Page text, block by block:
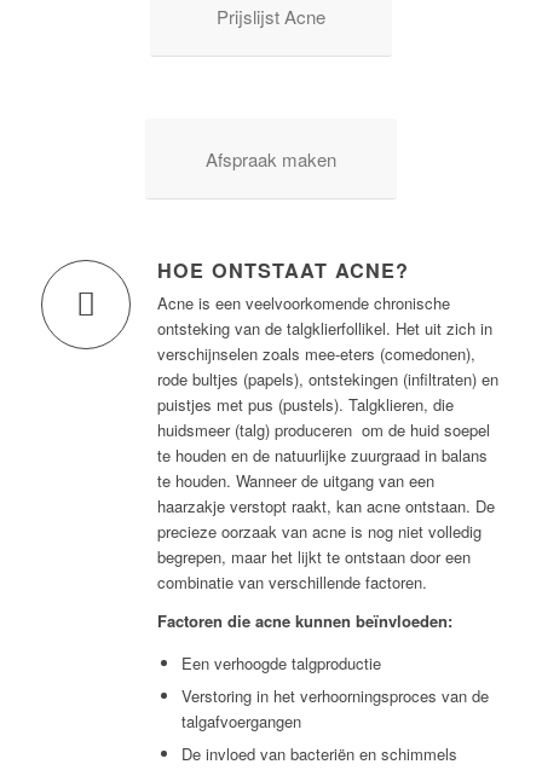
Prijslijst Acne
Afspraak maken
HOE ONTSTAAT ACNE?
Acne is een veelvoorkomende chronische
ontsteking van de talgklierfollikel. Het uit zich in
verschijnselen zoals mee-eters (comedonen),
rode bultjes (papels), ontstekingen (infiltraten) en
puistjes met pus (pustels). Talgklieren, die
huidsmeer (talg) produceren om de huid soepel
te houden en de natuurlijke zuurgraad in balans
te houden. Wanneer de uitgang van een
haarzakje verstopt raakt, kan acne ontstaan. De
precieze oorzaak van acne is nog niet volledig
begrepen, maar het lijkt te ontstaan door een
combinatie van verschillende factoren.
Factoren die acne kunnen beïnvloeden:
Een verhoogde talgproductie
Verstoring in het verhoorningsproces van de
talgafvoergangen
De invloed van bacteriën en schimmels